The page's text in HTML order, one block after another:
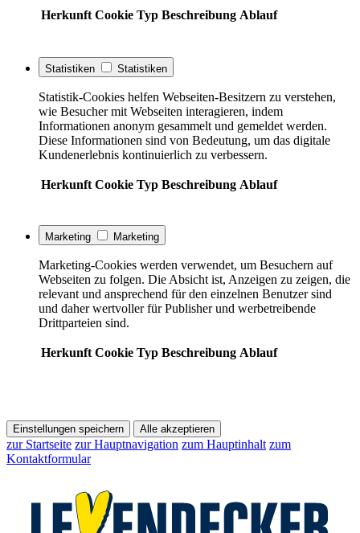
Herkunft Cookie Typ Beschreibung Ablauf
Statistiken Statistiken
Statistik-Cookies helfen Webseiten-Besitzern zu verstehen,
wie Besucher mit Webseiten interagieren, indem
Informationen anonym gesammelt und gemeldet werden.
Diese Informationen sind von Bedeutung, um das digitale
Kundenerlebnis kontinuierlich zu verbessern.
Herkunft Cookie Typ Beschreibung Ablauf
Marketing Marketing
Marketing-Cookies werden verwendet, um Besuchern auf
Webseiten zu folgen. Die Absicht ist, Anzeigen zu zeigen, die
relevant und ansprechend für den einzelnen Benutzer sind
und daher wertvoller für Publisher und werbetreibende
Drittparteien sind.
Herkunft Cookie Typ Beschreibung Ablauf
Einstellungen speichern Alle akzeptieren
zur Startseite zur Hauptnavigation zum Hauptinhalt zum
Kontaktformular